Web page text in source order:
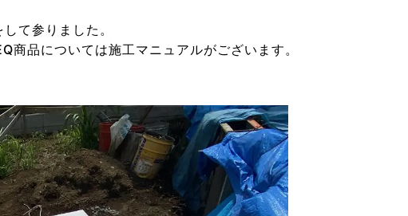
て参りました。
商品については施工マニュアルがございます。